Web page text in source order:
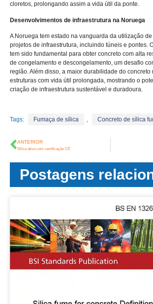
cloretos, prolongando assim a vida útil da ponte.
Desenvolvimentos de infraestrutura na Noruega
A Noruega tem estado na vanguarda da utilização
projetos de infraestrutura, incluindo túneis e pontes.
tem sido fundamental para obter concreto com alta
de congelamento e descongelamento, um desafio
região. Além disso, a maior durabilidade do concreto
estruturas com vida útil prolongada, mostrando o
criação de infraestrutura sustentável e duradoura.
Tags: Fumaça de sílica Concreto de sílica
ANTERIOR
Sílica ativa com certificação CE
Postagens